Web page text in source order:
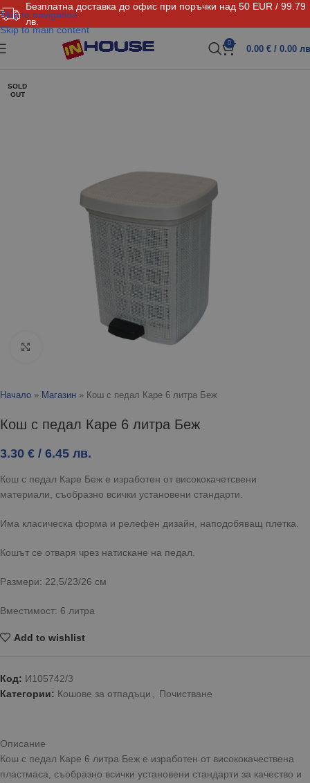
Безплатна доставка до офис при поръчки над 50 EUR / 99.79
лв.
Skip to navigation
Skip to main content
0
0.00 € / 0.00
SOLD
OUT
Начало » Магазин » Кош с педал Каре 6 литра Беж
Кош с педал Каре 6 литра Беж
3.30 € / 6.45 лв.
Кош с педал Каре Беж е изработен от висококачетсвени
материали, съобразно всички установени стандарти.
Има класическа форма и релефен дизайн, наподобяващ плетка.
Кошът се отваря чрез натискане на педал.
Размери: 22,5/23/26 см
Вместимост: 6 литра
Add to wishlist
Код: И105742/3
Категории: Кошове за отпадъци Почистване
Описание
Кош с педал Каре 6 литра Беж е изработен от висококачествена
пластмаса, съобразно всички установени стандарти за качество и